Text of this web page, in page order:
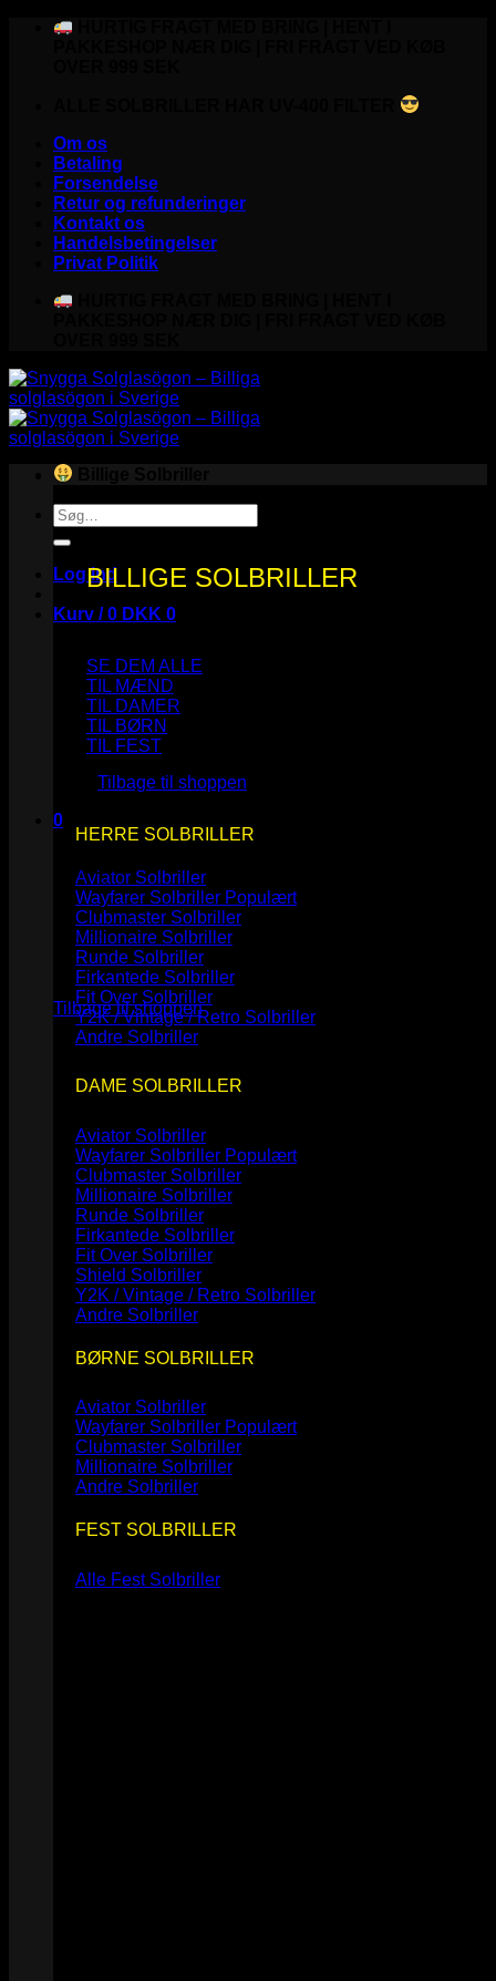
Fortsæt
Om os
Betaling
Forsendelse
Retur og refunderinger
Kontakt os
Handelsbetingelser
Privat Politik
Søg
efter:
Log ind
Kurv /0 DKK 0
Ingen varer i kurven.
Tilbage til shoppen
0
Kurv
Ingen varer i kurven.
Tilbage til shoppen
BILLIGE SOLBRILLER
SE DEM ALLE
TIL MÆND
TIL DAMER
TIL BØRN
TIL FEST
HERRE SOLBRILLER
Aviator Solbriller
Wayfarer Solbriller
Clubmaster Solbriller
Millionaire Solbriller
Runde Solbriller
Firkantede Solbriller
Fit Over Solbriller
Y2K / Vintage / Retro Solbriller
Andre Solbriller
DAME SOLBRILLER
Aviator Solbriller
Wayfarer Solbriller
Clubmaster Solbriller
Millionaire Solbriller
Runde Solbriller
Firkantede Solbriller
Fit Over Solbriller
Shield Solbriller
Y2K / Vintage / Retro Solbriller
Andre Solbriller
BØRNE SOLBRILLER
Aviator Solbriller
Wayfarer Solbriller
Clubmaster Solbriller
Millionaire Solbriller
Andre Solbriller
FEST SOLBRILLER
Alle Fest Solbriller